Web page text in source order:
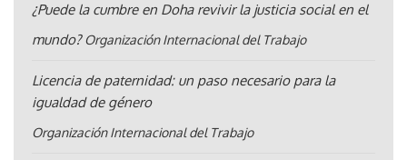
¿Puede la cumbre en Doha revivir la justicia social en el
mundo? Organización Internacional del Trabajo
Licencia de paternidad: un paso necesario para la
igualdad de género
Organización Internacional del Trabajo